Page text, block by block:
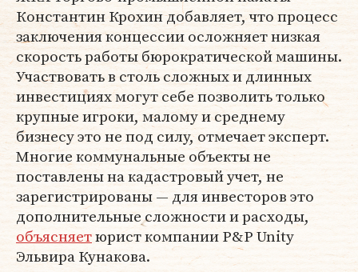
Константин Крохин добавляет, что процесс
заключения концессии осложняет низкая
скорость работы бюрократической машины.
Участвовать в столь сложных и длинных
инвестициях могут себе позволить только
крупные игроки, малому и среднему
бизнесу это не под силу, отмечает эксперт.
Многие коммунальные объекты не
поставлены на кадастровый учет, не
зарегистрированы — для инвесторов это
дополнительные сложности и расходы,
объясняетюрист компании P&P Unity
Эльвира Кунакова.